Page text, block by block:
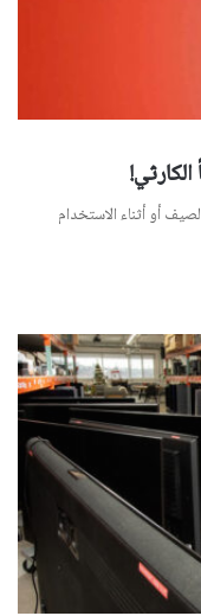
أو أثناء الاستخدام